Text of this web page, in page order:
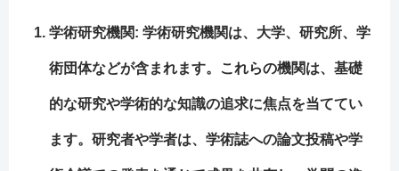
学術研究機関: 学術研究機関は、大学、研究所、学
術団体などが含まれます。これらの機関は、基礎
的な研究や学術的な知識の追求に焦点を当ててい
ます。研究者や学者は、学術誌への論文投稿や学